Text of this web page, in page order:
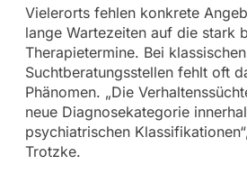
Vielerorts fehlen konkrete
lange Wartezeiten auf die stark
Therapietermine. Bei klassischen
Suchtberatungsstellen fehlt oft
Phänomen. „Die
neue Diagnosekategorie
psychiatrischen
Trotzke.